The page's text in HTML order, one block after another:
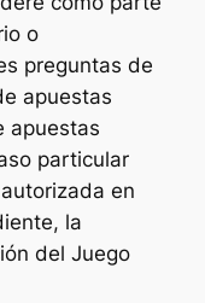
o
preguntas de
apuestas
apuestas
particular
en
la
del Juego